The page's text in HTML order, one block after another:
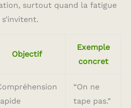
surtout quand la fatigue
Objectif
Exemple
concret
“On ne
tape pas.”